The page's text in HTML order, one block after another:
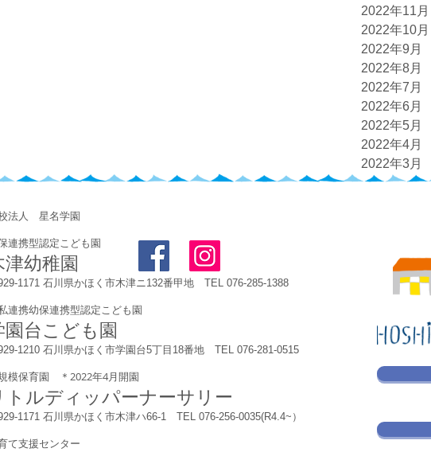
2022年11月
2022年10月
2022年9月
2022年8月
2022年7月
2022年6月
2022年5月
2022年4月
2022年3月
法人 星名学園
連携型認定こども園
津幼稚園
1171 石川県かほく市木津ニ132番甲地 TEL 076-285-1388
連携幼保連携型認定こども園
園台こども園
1210 石川県かほく市学園台5丁目18番地 TEL 076-281-0515
模保育園 ＊2022年4月開園
トルディッパーナーサリー
1171 石川県かほく市木津ハ66-1 TEL 076-256-0035(R4.4~）
て支援センター